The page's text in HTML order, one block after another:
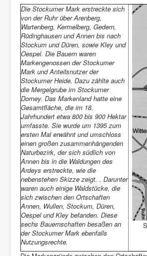
Die Stockumer Mark erstreckte sich
von der Ruhr über Arenberg,
Wartenberg, Kermelberg, Gedern,
Rüdinghausen und Annen bis nach
Stockum und Düren, sowie Kley und
Oespel. Die Bauern waren
Markengenossen der Stockumer
Mark und Anteilsnutzer der
Stockumer Heide. Dazu zählte auch
die Mergelgrube im Stockumer
Dorney. Das Markenland hatte eine
Gesamtfläche, die im 18.
Jahrhundert etwa 800 bis 900 Hektar
umfasste. Sie wurde um 1395 zum
ersten Mal erwähnt und umschloss
einen großen zusammenhängenden
Naturbezirk, der sich südlich von
Annen bis in die Waldungen des
Ardeys erstreckte, wie die
nebenstehen Skizze zeigt. . Darunter
waren auch einige Waldstücke, die
sich zwischen den Ortschaften
Annen, Wullen, Stockum, Düren,
Oespel und Kley befanden. Diese
sechs Bauernschaften besaßen an
der Stockumer Mark ebenfalls
Nutzungsrechte.